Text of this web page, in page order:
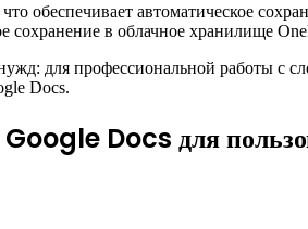
обеспечивает автоматическое
сохранение в облачное хранилище
для профессиональной работы с
Docs.
Docs для